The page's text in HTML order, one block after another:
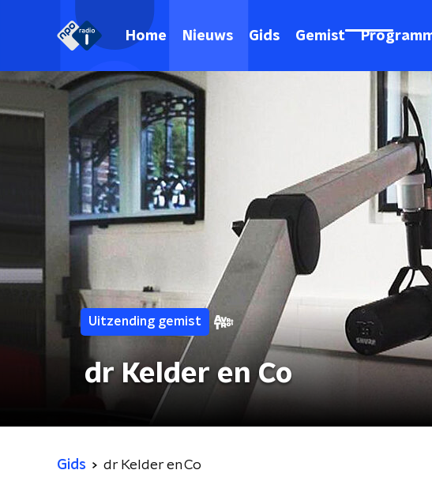
Home Nieuws Gids Gemist
Uitzending gemist
dr Kelder en Co
Gids dr Kelder en Co